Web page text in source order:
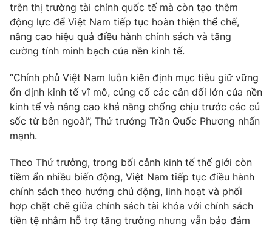
Video Shorts video
VTV Money VTV Thể thao
VTV Sức khoẻ Bất động sản
Thị trường 24h Tấm lòng Việt
VTV9 VTV8
Liên hệ tòa soạn English
trên thị trường tài chính quốc tế mà còn tạo thêm
động lực để Việt Nam tiếp tục hoàn thiện thể chế,
nâng cao hiệu quả điều hành chính sách và tăng
cường tính minh bạch của nền kinh tế.
“Chính phủ Việt Nam luôn kiên định mục tiêu giữ vững
ổn định kinh tế vĩ mô, củng cố các cân đối lớn của nền
kinh tế và nâng cao khả năng chống chịu trước các cú
sốc từ bên ngoài”, Thứ trưởng Trần Quốc Phương nhấn
mạnh.
Theo Thứ trưởng, trong bối cảnh kinh tế thế giới còn
tiềm ẩn nhiều biến động, Việt Nam tiếp tục điều hành
chính sách theo hướng chủ động, linh hoạt và phối
hợp chặt chẽ giữa chính sách tài khóa với chính sách
tiền tệ nhằm hỗ trợ tăng trưởng nhưng vẫn bảo đảm